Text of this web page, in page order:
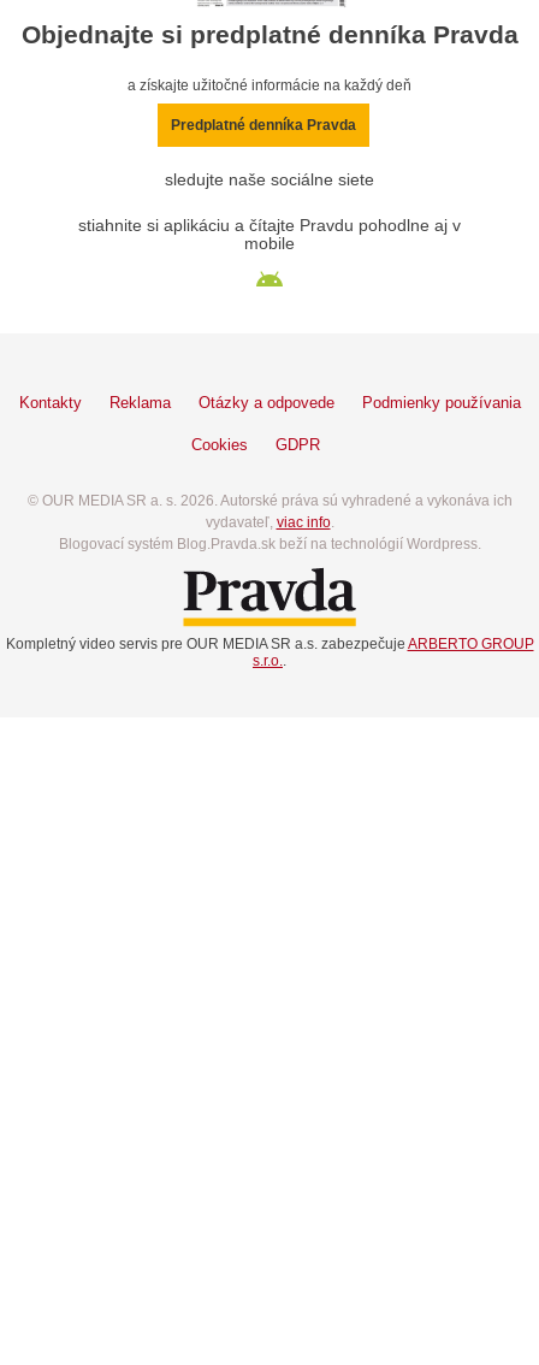
Objednajte si predplatné denníka Pravda
a získajte užitočné informácie na každý deň
Predplatné denníka Pravda
sledujte naše sociálne siete
stiahnite si aplikáciu a čítajte Pravdu pohodlne aj v
mobile
Kontakty Reklama Otázky a odpovede Podmienky používania
Cookies GDPR
© OUR MEDIA SR a. s. 2026. Autorské práva sú vyhradené a vykonáva ich
vydavateľ, viac info.
Blogovací systém Blog.Pravda.sk beží na technológií Wordpress.
Kompletný video servis pre OUR MEDIA SR a.s. zabezpečuje ARBERTO GROUP
s.r.o..